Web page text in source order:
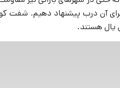
یال هستند.